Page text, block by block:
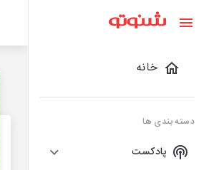
خانه
دسته بندی ها
پادکست